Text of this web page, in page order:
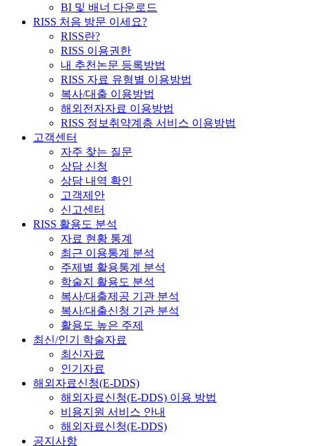
BI 및 배너 다운로드
RISS 처음 방문 이세요?
RISS란?
RISS 이용권한
내 추천논문 등록방법
RISS 자료 유형별 이용방법
복사/대출 이용방법
해외전자자료 이용방법
RISS 정보취약계층 서비스 이용방법
고객센터
자주 찾는 질문
상담 신청
상담 내역 확인
고객제안
신고센터
RISS 활용도 분석
자료 현황 통계
최근 이용통계 분석
주제별 활용통계 분석
학술지 활용도 분석
복사/대출제공 기관 분석
복사/대출신청 기관 분석
활용도 높은 주제
최신/인기 학술자료
최신자료
인기자료
해외자료신청(E-DDS)
해외자료신청(E-DDS) 이용 방법
비용지원 서비스 안내
해외자료신청(E-DDS)
공지사항